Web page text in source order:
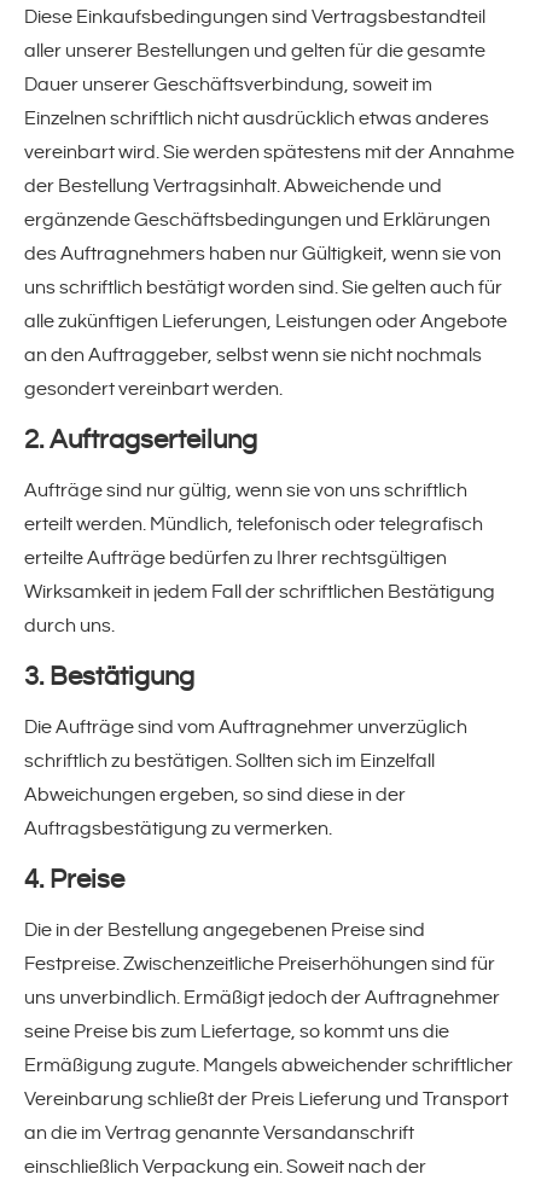
Produkte
Schrumpffolien & -hauben
Schrumpffolien
S-Haube
Klebebänder
Verpackungsklebebänder
Filamentklebebänder
Kreppklebeband
silktape(!)
Umreifungstechnik
Textiles Umreifungsband
PP-Umreifungsband
Stahl-Umreifungsband
PET-Umreifungsband
Antirutschpapier
Bogenspender
Diese Einkaufsbedingungen sind Vertragsbestandteil
aller unserer Bestellungen und gelten für die gesamte
Dauer unserer Geschäftsverbindung, soweit im
Einzelnen schriftlich nicht ausdrücklich etwas anderes
vereinbart wird. Sie werden spätestens mit der Annahme
der Bestellung Vertragsinhalt. Abweichende und
ergänzende Geschäftsbedingungen und Erklärungen
des Auftragnehmers haben nur Gültigkeit, wenn sie von
uns schriftlich bestätigt worden sind. Sie gelten auch für
alle zukünftigen Lieferungen, Leistungen oder Angebote
an den Auftraggeber, selbst wenn sie nicht nochmals
gesondert vereinbart werden.
2. Auftragserteilung
Aufträge sind nur gültig, wenn sie von uns schriftlich
erteilt werden. Mündlich, telefonisch oder telegrafisch
erteilte Aufträge bedürfen zu Ihrer rechtsgültigen
Wirksamkeit in jedem Fall der schriftlichen Bestätigung
durch uns.
3. Bestätigung
Die Aufträge sind vom Auftragnehmer unverzüglich
schriftlich zu bestätigen. Sollten sich im Einzelfall
Abweichungen ergeben, so sind diese in der
Auftragsbestätigung zu vermerken.
4. Preise
Die in der Bestellung angegebenen Preise sind
Festpreise. Zwischenzeitliche Preiserhöhungen sind für
uns unverbindlich. Ermäßigt jedoch der Auftragnehmer
seine Preise bis zum Liefertage, so kommt uns die
Ermäßigung zugute. Mangels abweichender schriftlicher
Vereinbarung schließt der Preis Lieferung und Transport
an die im Vertrag genannte Versandanschrift
einschließlich Verpackung ein. Soweit nach der